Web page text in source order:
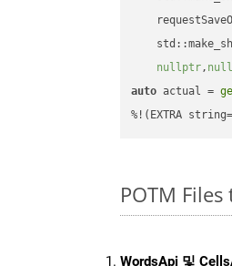
nullptr,
auto actual =
%!(EXTRA
POTM
WordsApi 및